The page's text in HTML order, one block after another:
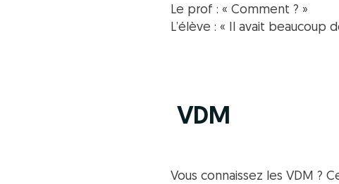
Le prof : « Comment ? »
L’élève : « Il avait beaucoup
VDM
Vous connaissez les VDM ?